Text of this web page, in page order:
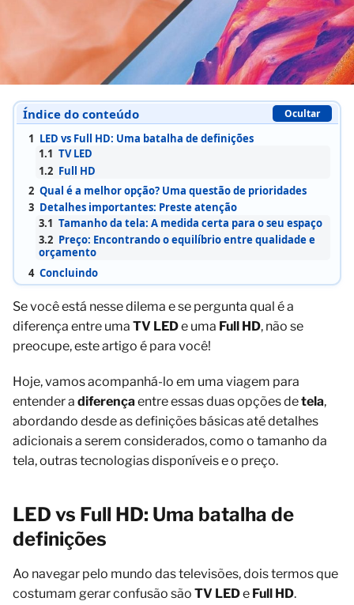
Índice do conteúdo Ocultar
1 LED vs Full HD: Uma batalha de definições
1.1 TV LED
1.2 Full HD
2 Qual é a melhor opção? Uma questão de prioridades
3 Detalhes importantes: Preste atenção
3.1 Tamanho da tela: A medida certa para o seu espaço
3.2 Preço: Encontrando o equilíbrio entre qualidade e
orçamento
4 Concluindo
Se você está nesse dilema e se pergunta qual é a
diferença entre uma TV LEDe uma Full HD, não se
preocupe, este artigo é para você!
Hoje, vamos acompanhá-lo em uma viagem para
entender a diferençaentre essas duas opções detela,
abordando desde as definições básicas até detalhes
adicionais a serem considerados, como o tamanho da
tela, outras tecnologias disponíveis e o preço.
LED vs Full HD: Uma batalha de
definições
Ao navegar pelo mundo das televisões, dois termos que
costumam gerar confusão são TV LEDe Full HD.